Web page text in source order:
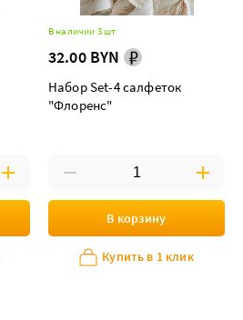
В наличии 3 шт
32.00 BYN
Набор Set-4 салфеток
"Флоренс"
В корзину
Купить в 1 клик